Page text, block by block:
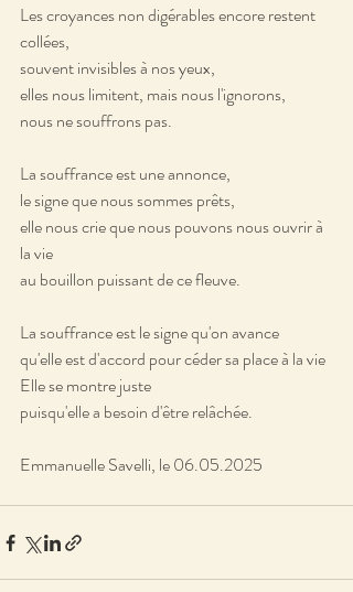
Les croyances non digérables encore restent
collées,
souvent invisibles à nos yeux,
elles nous limitent, mais nous l'ignorons,
nous ne souffrons pas.
La souffrance est une annonce,
le signe que nous sommes prêts,
elle nous crie que nous pouvons nous ouvrir à
la vie
au bouillon puissant de ce fleuve.
La souffrance est le signe qu'on avance
qu'elle est d'accord pour céder sa place à la vie
Elle se montre juste
puisqu'elle a besoin d'être relâchée.
Emmanuelle Savelli, le 06.05.2025